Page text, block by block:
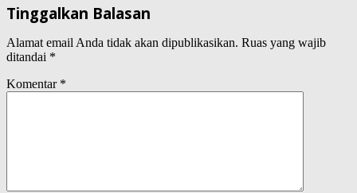
Tinggalkan Balasan
Alamat email Anda tidak akan dipublikasikan. Ruas yang wajib
ditandai *
Komentar *